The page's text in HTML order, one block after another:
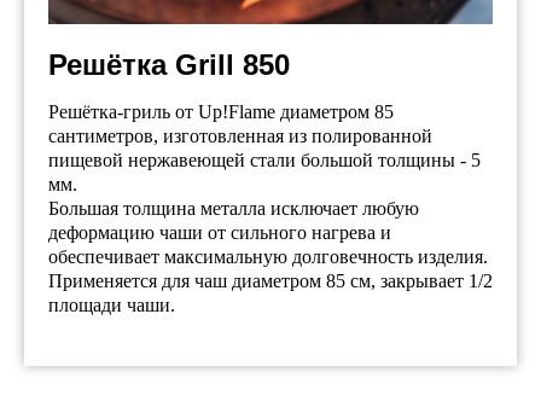
Решётка Grill 850
Решётка-гриль от Up!Flame диаметром 85
сантиметров, изготовленная из полированной
пищевой нержавеющей стали большой толщины - 5
мм.
Большая толщина металла исключает любую
деформацию чаши от сильного нагрева и
обеспечивает максимальную долговечность изделия.
Применяется для чаш диаметром 85 см, закрывает 1/2
площади чаши.